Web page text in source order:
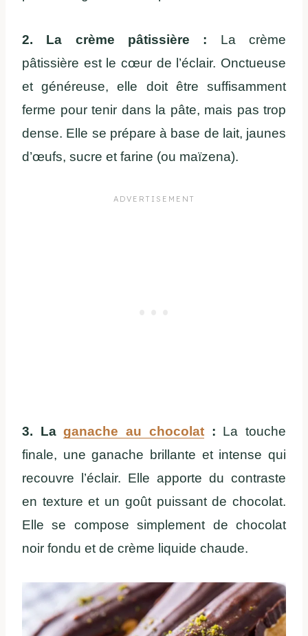
2. La crème pâtissière : La crème
pâtissière est le cœur de l’éclair. Onctueuse
et généreuse, elle doit être suffisamment
ferme pour tenir dans la pâte, mais pas trop
dense. Elle se prépare à base de lait, jaunes
d’œufs, sucre et farine (ou maïzena).
3. Laganache au chocolat: La touche
finale, une ganache brillante et intense qui
recouvre l’éclair. Elle apporte du contraste
en texture et un goût puissant de chocolat.
Elle se compose simplement de chocolat
noir fondu et de crème liquide chaude.